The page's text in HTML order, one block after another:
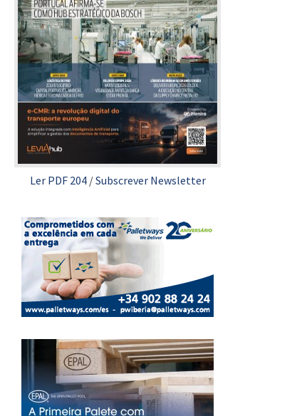
Ler PDF 204/Subscrever Newsletter